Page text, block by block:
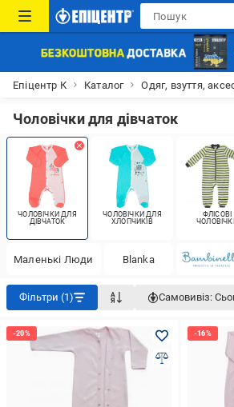
Епіцентр К Каталог Одяг, взуття,
Чоловічки для дівчаток
ЧОЛОВІЧКИ ДЛЯ
ДІВЧАТОК
ЧОЛОВІЧКИ ДЛЯ
ХЛОПЧИКІВ
ФЛІСОВІ
Маленькі Люди Blanka
Фільтри (1) Самовивіз: